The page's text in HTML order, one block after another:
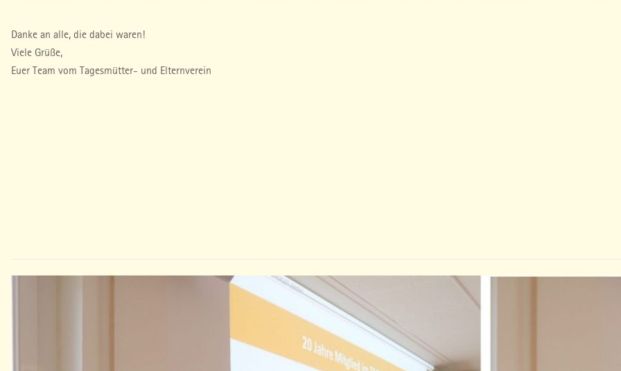
Danke an alle, die dabei waren!
Viele Grüße,
Euer Team vom Tagesmütter- und Elternverein